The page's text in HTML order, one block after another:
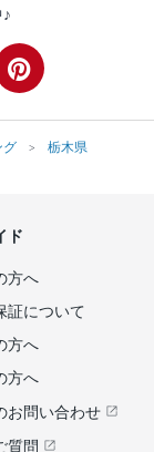
グ
栃木県
ド
方へ
証について
方へ
方へ
お問い合わせ
質問